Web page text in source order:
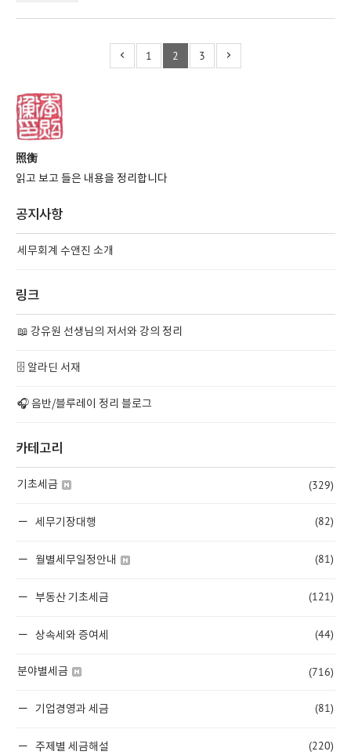
1 2 3
照衡
읽고 보고 들은 내용을 정리합니다
공지사항
세무회계 수앤진 소개
링크
📖 강유원 선생님의 저서와 강의 정리
🗄️ 알라딘 서재
🎧 음반/블루레이 정리 블로그
카테고리
기초세금 (329)
세무기장대행 (82)
월별세무일정안내 (81)
부동산 기초세금 (121)
상속세와 증여세 (44)
분야별세금 (716)
기업경영과 세금 (81)
주제별 세금해설 (220)